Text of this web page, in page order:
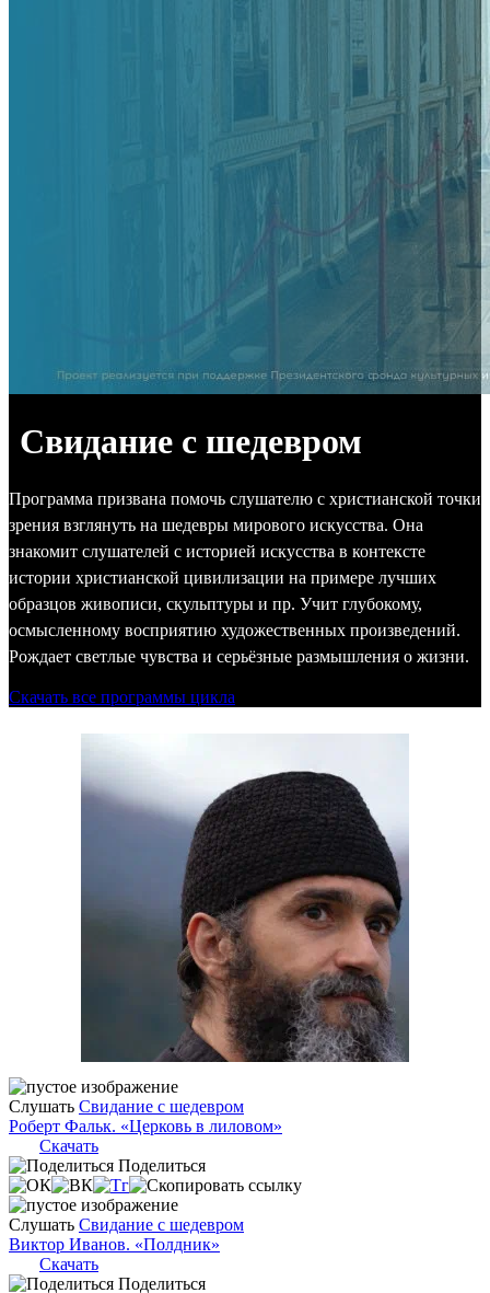
Свидание с шедевром
Программа призвана помочь слушателю с христианской точки
зрения взглянуть на шедевры мирового искусства. Она
знакомит слушателей с историей искусства в контексте
истории христианской цивилизации на примере лучших
образцов живописи, скульптуры и пр. Учит глубокому,
осмысленному восприятию художественных произведений.
Рождает светлые чувства и серьёзные размышления о жизни.
Скачать все программы цикла
Слушать Свидание с шедевром
Роберт Фальк. «Церковь в лиловом»
Скачать
Поделиться
Слушать Свидание с шедевром
Виктор Иванов. «Полдник»
Скачать
Поделиться